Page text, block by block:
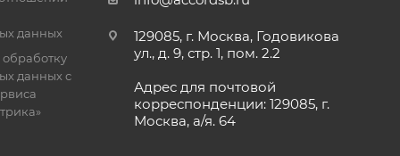
данных
данных с
129085, г. Москва, Годовикова
ул., д. 9, стр. 1, пом. 2.2
Адрес для почтовой
корреспонденции: 129085, г.
Москва, а/я. 64